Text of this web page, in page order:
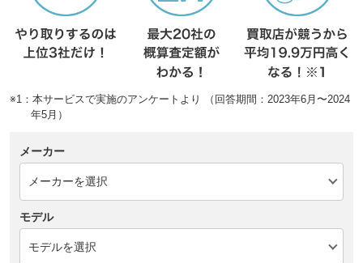
※1：本サービスで実施のアンケートより （回答期間：2023年6月〜2024
年5月）
メーカー
モデル